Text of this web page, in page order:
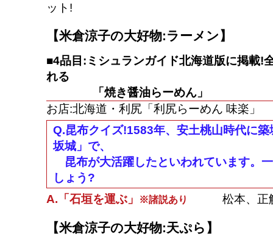
ット!
【米倉涼子の大好物:ラーメン】
■4品目:ミシュランガイド北海道版に掲載!
れる
「焼き醤油らーめん」
お店:北海道・利尻「利尻らーめん 味楽」
Q.昆布クイズ!1583年、安土桃山時代に築
坂城」で、
昆布が大活躍したといわれています。
しょう?
A.「石垣を運ぶ」
※諸説あり 松本、正解!
【米倉涼子の大好物:天ぷら】